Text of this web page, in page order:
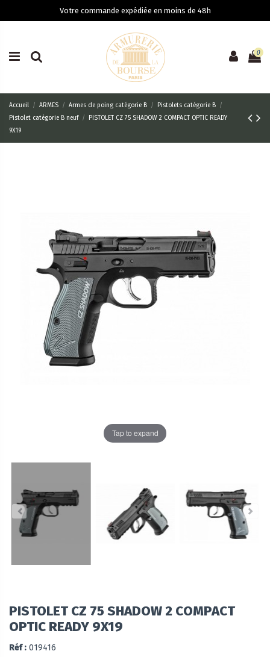
Votre commande expédiée en moins de 48h
0
Accueil ARMES Armes de poing catégorie B
Pistolets catégorie B
Pistolet catégorie B neuf
PISTOLET CZ 75 SHADOW 2 COMPACT OPTIC READY
9X19
Tap to expand
PISTOLET CZ 75 SHADOW 2 COMPACT
OPTIC READY 9X19
Réf : 019416